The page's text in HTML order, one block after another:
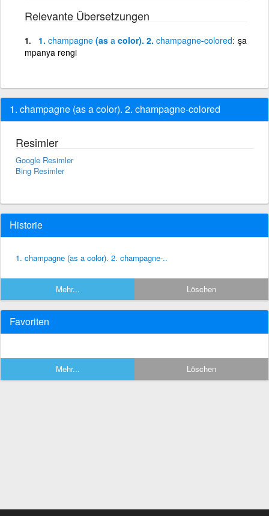
Relevante Übersetzungen
1. champagne (as a color). 2. champagne-colored şa
mpanya rengi
1. champagne (as a color). 2. champagne-colored
Resimler
Google Resimler
Bing Resimler
Historie
1. champagne (as a color). 2. champagne-..
Mehr... Löschen
Favoriten
Mehr... Löschen